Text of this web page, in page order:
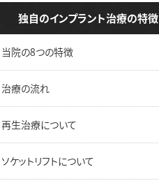
独自のインプラント治療の特徴
当院の8つの特徴
治療の流れ
再生治療について
ソケットリフトについて